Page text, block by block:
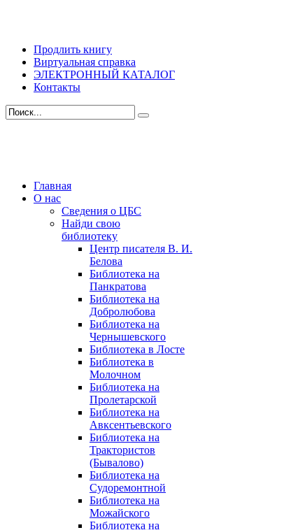
Продлить книгу
Виртуальная справка
ЭЛЕКТРОННЫЙ КАТАЛОГ
Контакты
Главная
О нас
Сведения о ЦБС
Найди свою
библиотеку
Центр писателя В. И.
Белова
Библиотека на
Панкратова
Библиотека на
Добролюбова
Библиотека на
Чернышевского
Библиотека в Лосте
Библиотека в
Молочном
Библиотека на
Пролетарской
Библиотека на
Авксентьевского
Библиотека на
Трактористов
(Бывалово)
Библиотека на
Судоремонтной
Библиотека на
Можайского
Библиотека на